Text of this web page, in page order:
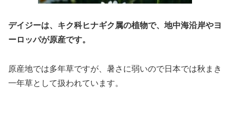
デイジーは、キク科ヒナギク属の植物で、地中海沿岸やヨ
ーロッパが原産です。
原産地では多年草ですが、暑さに弱いので日本では秋まき
一年草として扱われています。